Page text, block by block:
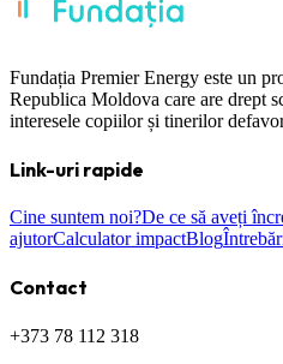
Fundația Premier Energy este un
Republica Moldova care are drept
interesele copiilor și tinerilor
Link-uri rapide
Cine suntem noi?De ce să aveți
ajutorCalculator impactBlog
Contact
+373 78 112 318